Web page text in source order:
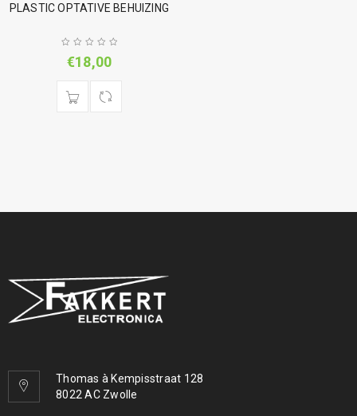
PLASTIC OPTATIVE BEHUIZING
€18,00
Thomas à Kempisstraat 128
8022 AC Zwolle